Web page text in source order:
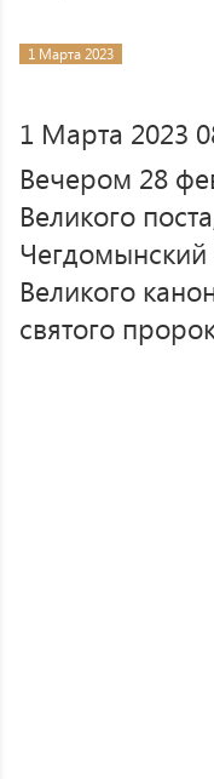
1 Марта 2023
1 Марта 2023
Вечером 28
Великого
Великого
святого